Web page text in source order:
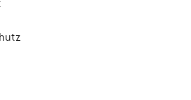
Gehe hier zu den Rückgabe-Richtlinien
die Zahlungs-Infos hier! Öffnet sich in
Finde alle Infos hier!